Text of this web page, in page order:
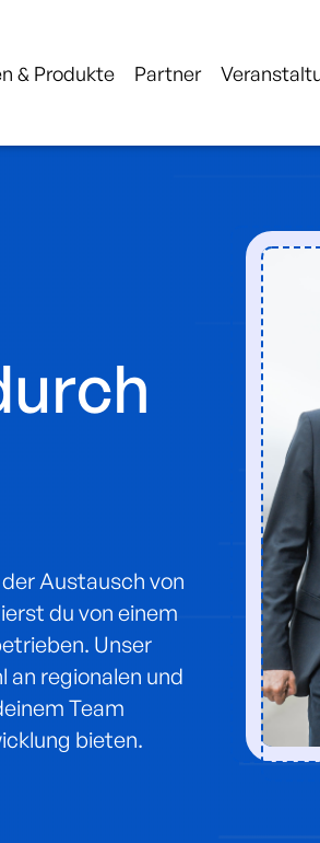
& Produkte Partner
Austausch von
du von einem
Unser
an regionalen und
Team
bieten.